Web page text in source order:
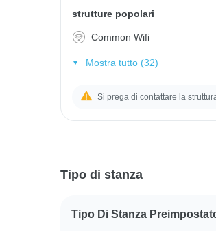
strutture popolari
Common Wifi
Mostra tutto (32)
Si prega di contattare la
Tipo di stanza
Tipo Di Stanza